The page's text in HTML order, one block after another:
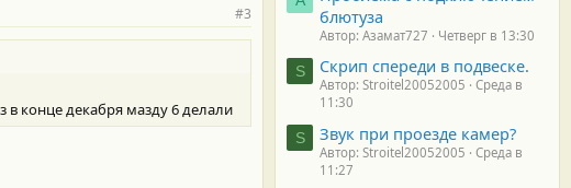
#3
в конце декабря мазду 6 делали
блютуза
Автор: Азамат727 Четверг в 13:30
S Скрип спереди в подвеске.
Автор: Stroitel20052005
Среда в
11:30
S Звук при проезде камер?
Автор: Stroitel20052005
Среда в
11:27